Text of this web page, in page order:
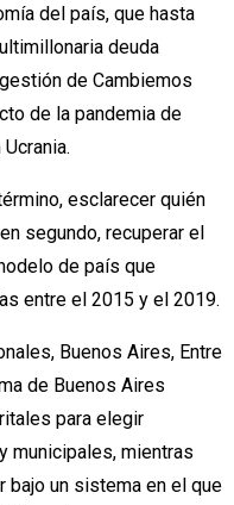
del país, que hasta
deuda
de Cambiemos
de la pandemia de
esclarecer quién
segundo, recuperar el
de país que
entre el 2015 y el 2019.
Buenos Aires, Entre
de Buenos Aires
para elegir
municipales, mientras
bajo un sistema en el que